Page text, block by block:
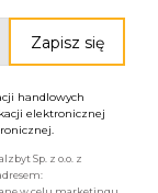
handlowych
elektronicznej
Sp. z o.o. z